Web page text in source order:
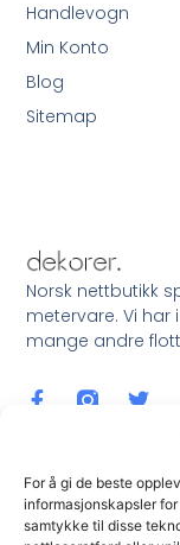
For å gi de beste
informasjonskapsler
samtykke til disse
Norsk nettbutikk
metervare. Vi
mange andre
Handlevogn
Min Konto
Blog
Sitemap